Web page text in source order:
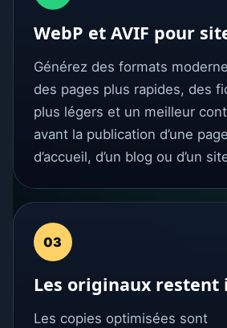
WebP et AVIF pour
Générez des formats
des pages plus rapides, des
plus légers et un meilleur
avant la publication d’une page
d’accueil, d’un blog ou d’un
03
Les originaux restent
Les copies optimisées sont